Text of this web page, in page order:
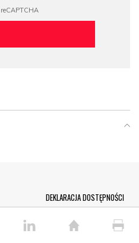
DEKLARACJA DOSTĘPNOŚCI